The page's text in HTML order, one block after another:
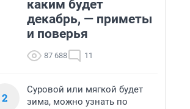
каким будет
декабрь, — приметы
и поверья
87 688 11
2
Суровой или мягкой будет
зима, можно узнать по